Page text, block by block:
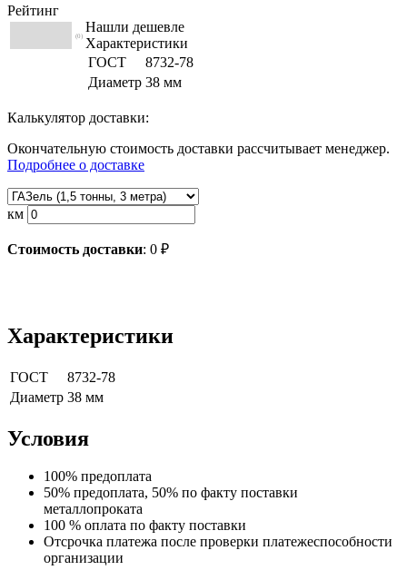
Рейтинг
(0)
Нашли дешевле
Характеристики
ГОСТ
8732-78
Диаметр 38 мм
Калькулятор доставки:
Окончательную стоимость доставки рассчитывает менеджер.
Подробнее о доставке
км
Стоимость доставки: 0 ₽
Характеристики
ГОСТ
8732-78
Диаметр 38 мм
Условия
100% предоплата
50% предоплата, 50% по факту поставки
металлопроката
100 % оплата по факту поставки
Отсрочка платежа после проверки платежеспособности
организации